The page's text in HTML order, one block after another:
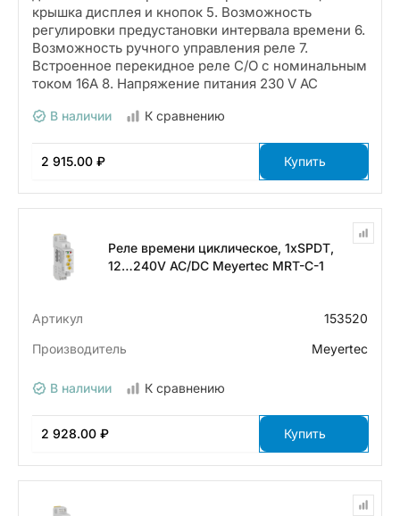
крышка дисплея и кнопок 5. Возможность
регулировки предустановки интервала времени 6.
Возможность ручного управления реле 7.
Встроенное перекидное реле С/О с номинальным
током 16А 8. Напряжение питания 230 V АС
В наличии К сравнению
2 915.00 ₽ Купить
Реле времени циклическое, 1хSPDT,
12…240V AC/DC Meyertec MRT-C-1
Артикул
153520
Производитель
Meyertec
В наличии К сравнению
2 928.00 ₽ Купить